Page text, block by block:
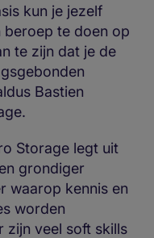
kun je jezelf
te doen op
te zijn dat je de
Bastien
Storage legt uit
grondiger
waarop kennis en
worden
zijn veel soft skills